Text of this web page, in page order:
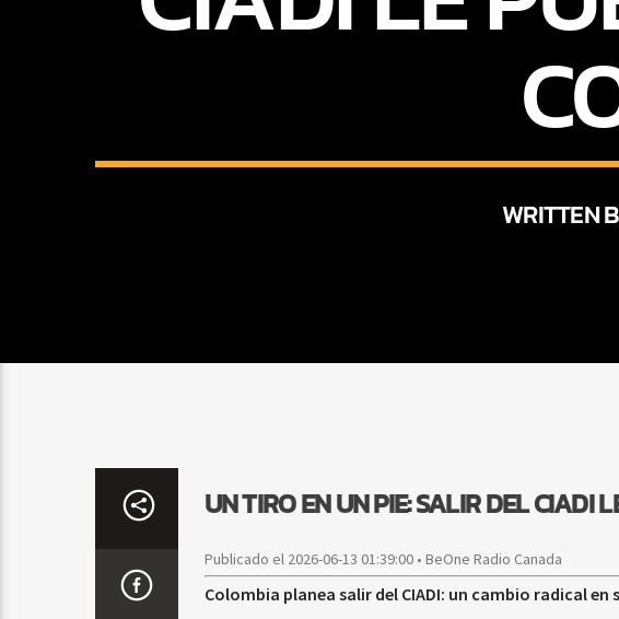
WRITTEN
UN TIRO EN UN PIE: SALIR DEL CIADI
Publicado el 2026-06-13 01:39:00 • BeOne Radio Canada
Colombia planea salir del CIADI: un cambio radical